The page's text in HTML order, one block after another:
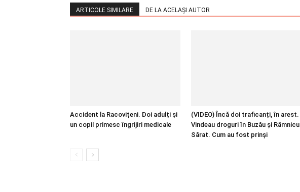
ARTICOLE SIMILARE DE LA ACELAȘI AUTOR
Accident la Racovițeni. Doi adulți și
un copil primesc îngrijiri medicale
(VIDEO) Încă doi traficanți, în arest.
Vindeau droguri în Buzău și Râmnicu
Sărat. Cum au fost prinși